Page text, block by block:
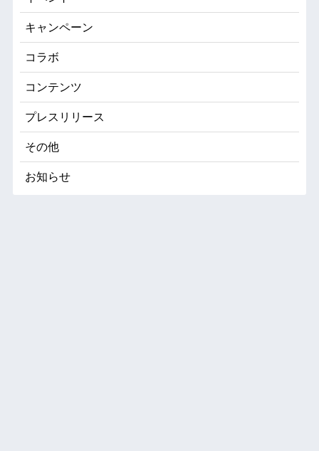
キャンペーン
コラボ
コンテンツ
プレスリリース
その他
お知らせ